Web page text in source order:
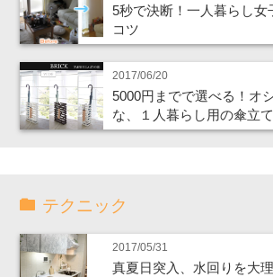
5秒で決断！一人暮らし女
コツ
2017/06/20
5000円までで選べる！オ
な、１人暮らし用の傘立て
テクニック
2017/05/31
真夏日突入、水回りを大